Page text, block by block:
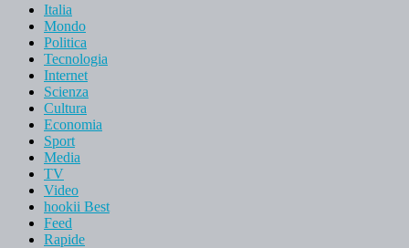
Italia
Mondo
Politica
Tecnologia
Internet
Scienza
Cultura
Economia
Sport
Media
TV
Video
hookii Best
Feed
Rapide